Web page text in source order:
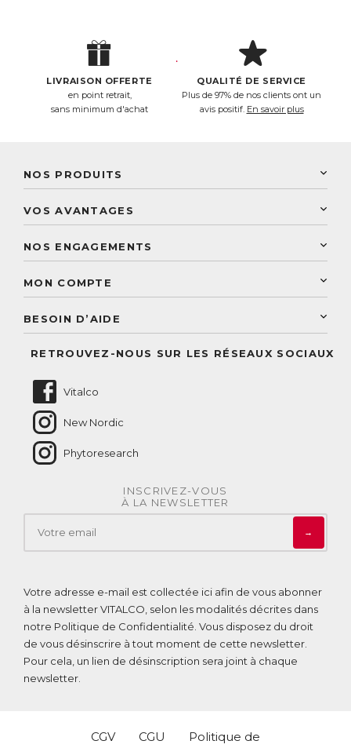
LIVRAISON OFFERTE
en point retrait,
sans minimum d'achat
QUALITÉ DE SERVICE
Plus de 97% de nos clients ont un
avis positif. En savoir plus
NOS PRODUITS
Laboratoire Landais
Découvrez le catalogue
VOS AVANTAGES
Paiement sécurisé
Conseils personnalisés
NOS ENGAGEMENTS
Conseil personnalisé
MON COMPTE
BESOIN D’AIDE
RETROUVEZ-NOUS SUR LES RÉSEAUX SOCIAUX
Vitalco
New Nordic
Phytoresearch
INSCRIVEZ-VOUS
À LA NEWSLETTER
→
Votre adresse e-mail est collectée ici afin de vous abonner
à la newsletter VITALCO, selon les modalités décrites dans
notre Politique de Confidentialité. Vous disposez du droit
de vous désinscrire à tout moment de cette newsletter.
Pour cela, un lien de désinscription sera joint à chaque
newsletter.
CGV CGU Politique de